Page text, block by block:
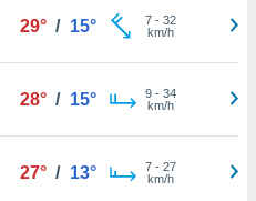
29° / 15° 7- 32
km/h
28° / 15° 9- 34
km/h
27° / 13° 7- 27
km/h